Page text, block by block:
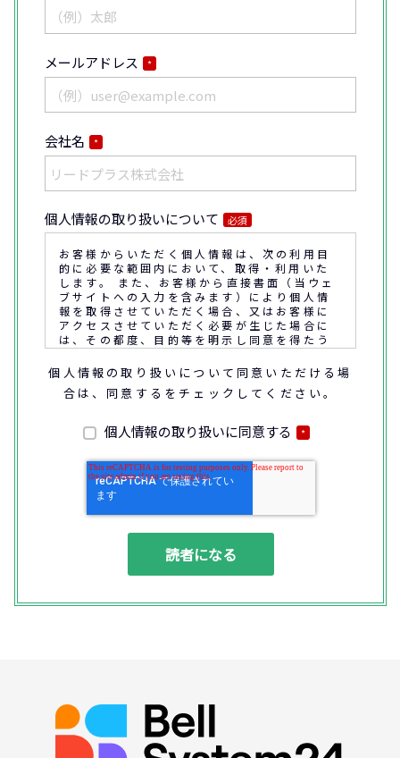
メールアドレス *
会社名 *
個人情報の取り扱いについて 必須
お客様からいただく個人情報は、次の利用目
的に必要な範囲内において、取得・利用いた
します。 また、お客様から直接書面（当ウェ
ブサイトへの入力を含みます）により個人情
報を取得させていただく場合、又はお客様に
アクセスさせていただく必要が生じた場合に
は、その都度、目的等を明示し同意を得たう
えで取得又はアクセスさせていただきます。
なお、通話内容の確認や応対品質の評価・研
客様との通話内容を書面、音声又は電子的方
法により記録させていただくことがありま
◆個人情報の利用目的
(1) お問い合わせいただいた内容やご相談に
行、その他業務上必要な事務連絡を行うため
(3) ご要望いただいた資料の発送や確認した
(4) ダイレクトメール、電子メール、電話等
◆取得する個人データの項目
所属組織名（会社名・団体名等）、氏名、部
署、役職、業種、ご住所、電話番号、E-Mail
個人情報の取り扱いについて同意いただける場
合は、同意するをチェックしてください。
個人情報の取り扱いに同意する *